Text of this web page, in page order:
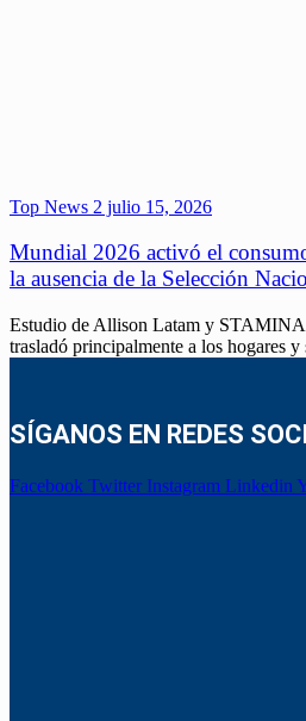
Top News 2 julio 15, 2026
Mundial 2026 activó el
la ausencia de la Selección
Estudio de Allison Latam y STAMINA
trasladó principalmente a los hogares
SÍGANOS EN REDES
Facebook Twitter Instagram Linkedin